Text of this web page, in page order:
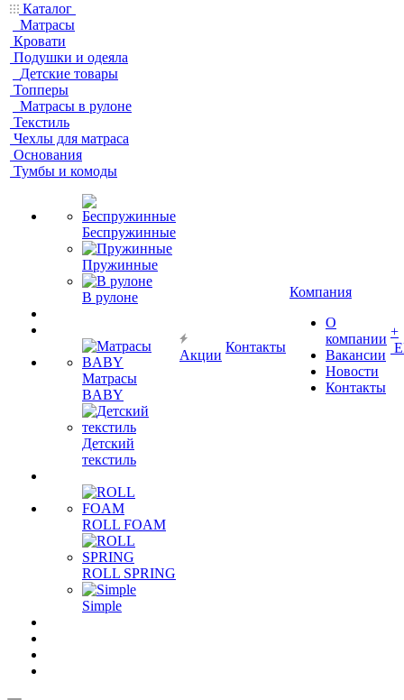
Каталог
Матрасы
Кровати
Подушки и одеяла
Детские товары
Топперы
Матрасы в рулоне
Текстиль
Чехлы для матраса
Основания
Тумбы и комоды
Беспружинные
Пружинные
В рулоне
Матрасы
BABY
Детский
текстиль
ROLL FOAM
ROLL SPRING
Simple
Акции
Контакты
Компания
О
компании
Вакансии
Новости
Контакты
+